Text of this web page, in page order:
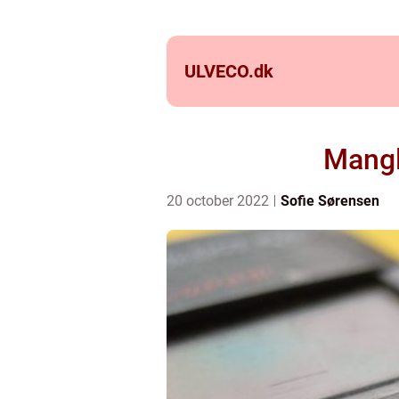
ULVECO.dk
20 october 2022 Sofie Sørensen